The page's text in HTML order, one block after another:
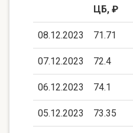
ЦБ, ₽
08.12.2023 71.71
07.12.2023 72.4
06.12.2023 74.1
05.12.2023 73.35